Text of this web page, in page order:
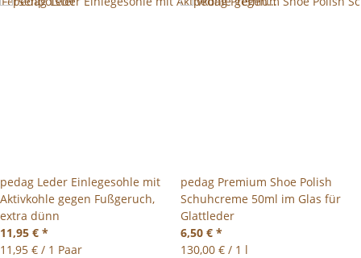
pedag Leder Einlegesohle mit
Aktivkohle gegen Fußgeruch,
extra dünn
11,95 € *
11,95 € / 1 Paar
pedag Premium Shoe Polish
Schuhcreme 50ml im Glas für
Glattleder
6,50 € *
130,00 € / 1 l